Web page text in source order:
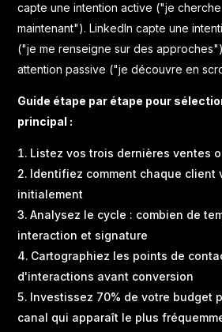
capte une intention active ("je
maintenant"). LinkedIn capte une
("je me renseigne sur des
attention passive ("je découvre en
Guide étape par étape pour
principal :
Listez vos trois dernières ventes
Identifiez comment chaque client
initialement
Analysez le cycle : combien de
interaction et signature
Cartographiez les points de
d'interactions avant conversion
Investissez 70% de votre budget
canal qui apparaît le plus